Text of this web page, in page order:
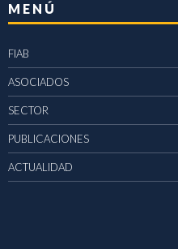
MENÚ
FIAB
ASOCIADOS
SECTOR
PUBLICACIONES
ACTUALIDAD